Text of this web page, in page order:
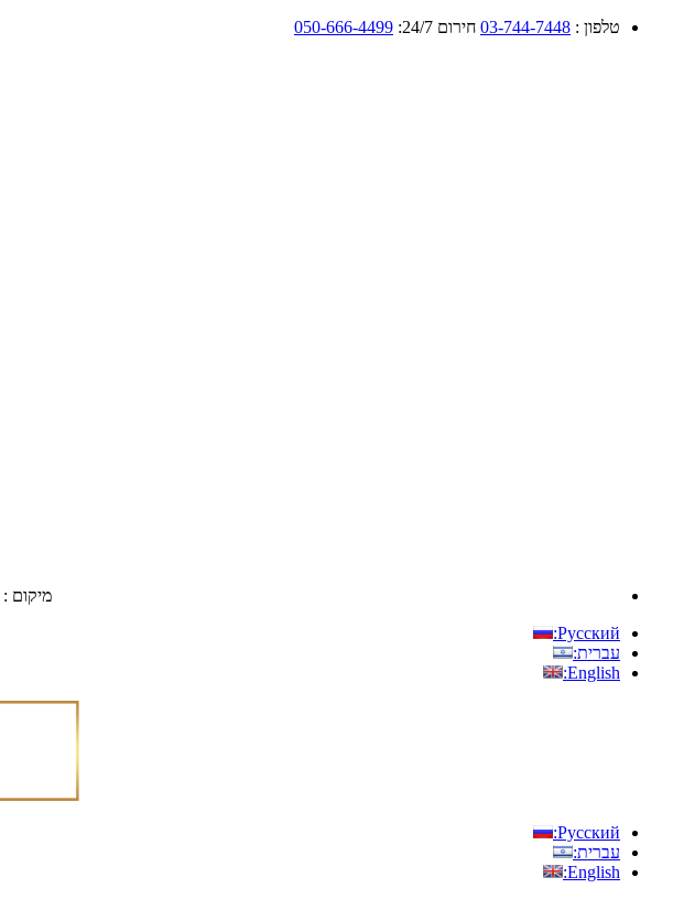
טלפון : 03-744-7448 חירום 24/7: 050-666-4499
מיקום :
Русский:
עברית:
English:
Русский:
עברית:
English: